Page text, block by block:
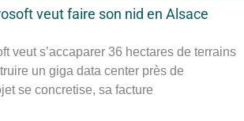
veut faire son nid en Alsace
veut s’accaparer 36 hectares de terrains
un giga data center près de
se concretise, sa facture